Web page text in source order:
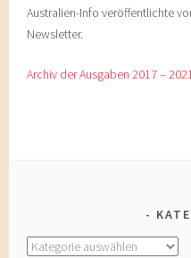
Australien-Info veröffentlichte
Newsletter.
Archiv der Ausgaben 2017 – 2021
Kategorien